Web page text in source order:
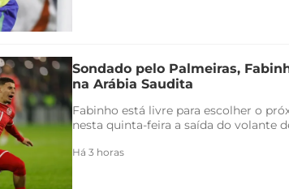
Sondado pelo Palmeiras,
na Arábia Saudita
Fabinho está livre para escolher o
nesta quinta-feira a saída do volante
Há 3 horas